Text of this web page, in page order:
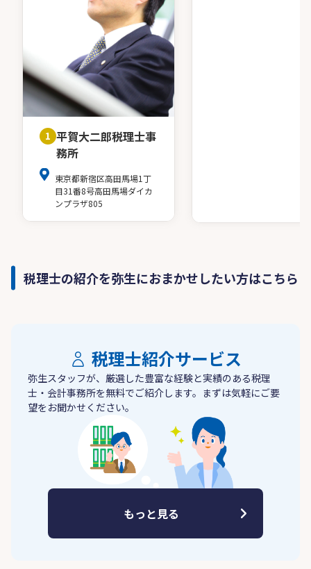
1 平賀大二郎税理士事
務所
東京都新宿区高田馬場1丁
目31番8号高田馬場ダイカ
ンプラザ805
税理士の紹介を弥生におまかせしたい方はこちら
税理士紹介サービス
弥生スタッフが、厳選した豊富な経験と実績のある税理
士・会計事務所を無料でご紹介します。まずは気軽にご要
望をお聞かせください。
もっと見る